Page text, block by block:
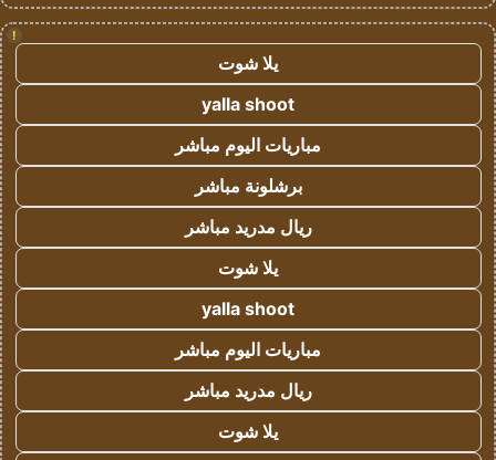
!
يلا شوت
yalla shoot
مباريات اليوم مباشر
برشلونة مباشر
ريال مدريد مباشر
يلا شوت
yalla shoot
مباريات اليوم مباشر
ريال مدريد مباشر
يلا شوت